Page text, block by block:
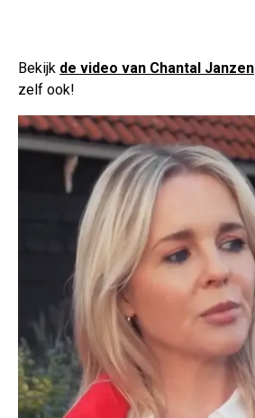
Bekijk de video van Chantal Janzen
zelf ook!